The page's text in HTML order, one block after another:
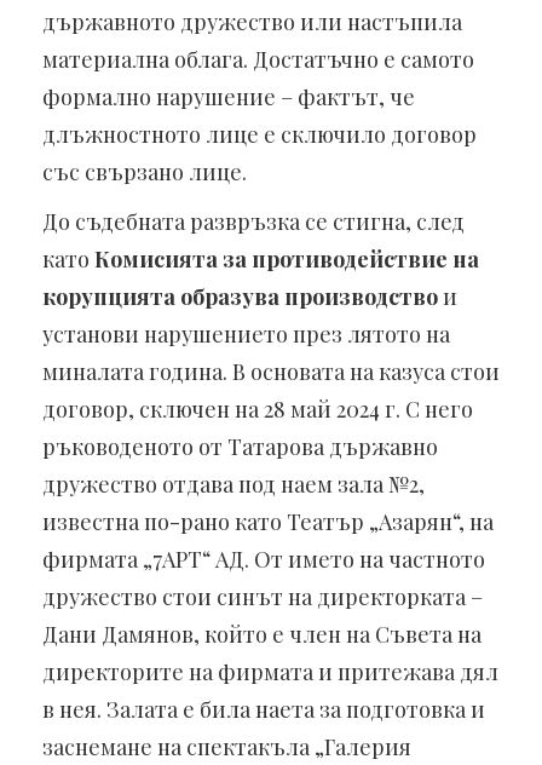
държавното дружество или настъпила
материална облага. Достатъчно е самото
формално нарушение – фактът, че
длъжностното лице е сключило договор
със свързано лице.
До съдебната развръзка се стигна, след
като Комисията за противодействие на
корупцията образува производствои
установи нарушението през лятото на
миналата година. В основата на казуса стои
договор, сключен на 28 май 2024 г. С него
ръководеното от Татарова държавно
дружество отдава под наем зала №2,
известна по-рано като Театър „Азарян“, на
фирмата „7АРТ“ АД. От името на частното
дружество стои синът на директорката –
Дани Дамянов, който е член на Съвета на
директорите на фирмата и притежава дял
в нея. Залата е била наета за подготовка и
заснемане на спектакъла „Галерия